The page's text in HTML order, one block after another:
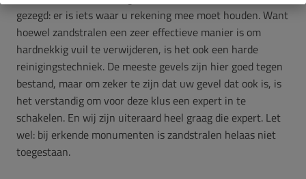
gezegd: er is iets waar u rekening mee moet houden. Want
hoewel zandstralen een zeer effectieve manier is om
hardnekkig vuil te verwijderen, is het ook een harde
reinigingstechniek. De meeste gevels zijn hier goed tegen
bestand, maar om zeker te zijn dat uw gevel dat ook is, is
het verstandig om voor deze klus een expert in te
schakelen. En wij zijn uiteraard heel graag die expert. Let
wel: bij erkende monumenten is zandstralen helaas niet
toegestaan.